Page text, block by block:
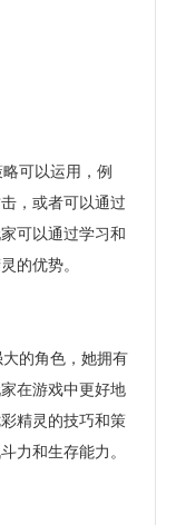
可以运用，例
，或者可以通过
可以通过学习和
的优势。
的角色，她拥有
在游戏中更好地
精灵的技巧和策
力和生存能力。